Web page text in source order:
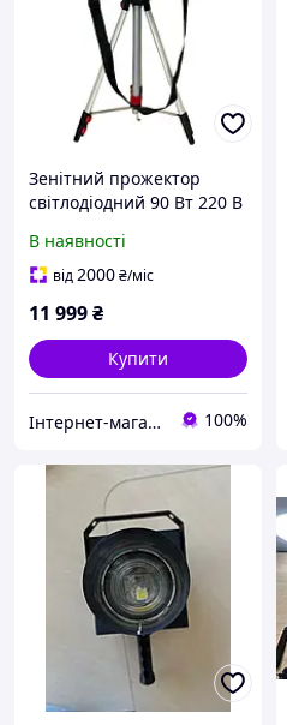
Зенітний прожектор
світлодіодний 90 Вт 220 В
1 градус
В наявності
від2000₴/міс
11 999₴
Купити
Інтернет-магазин DVmarket 100%